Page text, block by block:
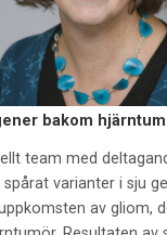
bakom
team med
varianter i sju
av gliom,